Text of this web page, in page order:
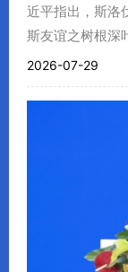
近平指出，斯洛
斯友谊之树根深
2026-07-29